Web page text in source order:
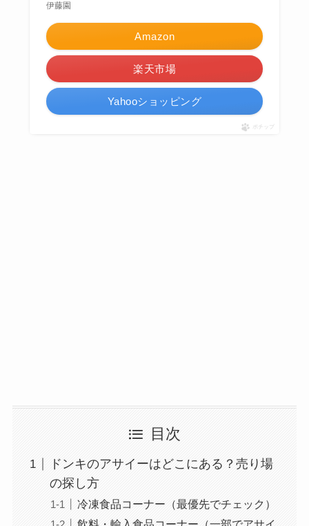
伊藤園
Amazon
楽天市場
Yahooショッピング
ポチップ
目次
ドンキのアサイーはどこにある？売り場
の探し方
冷凍食品コーナー（最優先でチェック）